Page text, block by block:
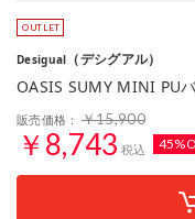
Desigual （デシグアル）
OASIS SUMY MINI PU
販売価格： ￥15,900
￥8,743 税込